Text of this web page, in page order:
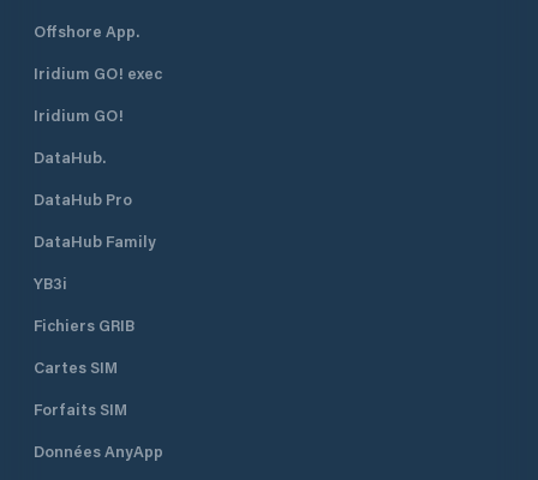
Offshore App.
Iridium GO! exec
Iridium GO!
DataHub.
DataHub Pro
DataHub Family
YB3i
Fichiers GRIB
Cartes SIM
Forfaits SIM
Données AnyApp